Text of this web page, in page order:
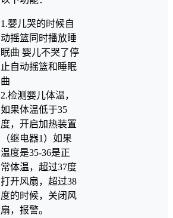
1.婴儿哭的时候自
动摇篮同时播放睡
眠曲 婴儿不哭了停
止自动摇篮和睡眠
曲
2.检测婴儿体温，
如果体温低于35
度，开启加热装置
（继电器1）如果
温度是35-36是正
常体温，超过37度
打开风扇，超过38
度的时候，关闭风
扇，报警。